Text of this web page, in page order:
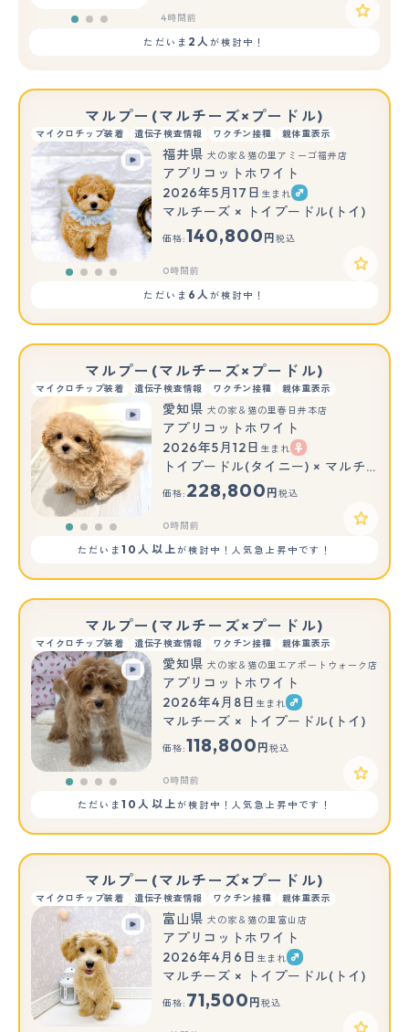
4時間前
ただいま 2人が検討中！
マルプー(マルチーズ×プードル)
マイクロチップ装着 遺伝子検査情報 ワクチン接種 親体重表示
福井県 犬の家＆猫の里アミーゴ福井店
アプリコットホワイト
2026年5月17日 生まれ
マルチーズ × トイプードル(トイ)
価格:140,800 円 税込
0時間前
ただいま 6人が検討中！
マルプー(マルチーズ×プードル)
マイクロチップ装着 遺伝子検査情報 ワクチン接種 親体重表示
愛知県 犬の家＆猫の里春日井本店
アプリコットホワイト
2026年5月12日 生まれ
トイプードル(タイニー) × マルチーズ
価格: 228,800 円 税込
0時間前
ただいま10人以上が検討中！人気急上昇中です！
マルプー(マルチーズ×プードル)
マイクロチップ装着 遺伝子検査情報 ワクチン接種 親体重表示
愛知県 犬の家＆猫の里エアポートウォーク店
アプリコットホワイト
2026年4月8日 生まれ
マルチーズ × トイプードル(トイ)
価格:118,800 円 税込
0時間前
ただいま10人以上が検討中！人気急上昇中です！
マルプー(マルチーズ×プードル)
マイクロチップ装着 遺伝子検査情報 ワクチン接種 親体重表示
富山県 犬の家＆猫の里富山店
アプリコットホワイト
2026年4月6日 生まれ
マルチーズ × トイプードル(トイ)
価格: 71,500 円 税込